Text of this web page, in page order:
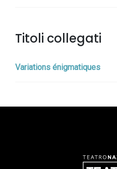
Titoli collegati
Variations énigmatiques